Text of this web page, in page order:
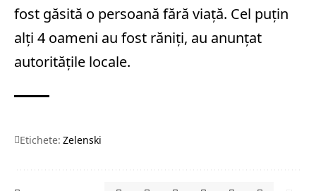
fost găsită o persoană fără viață. Cel puțin
alți 4 oameni au fost răniți, au anunțat
autoritățile locale.
Etichete: Zelenski